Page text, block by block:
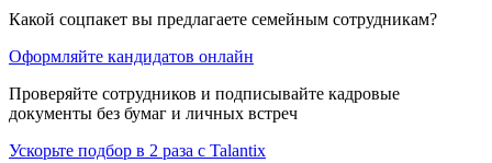
Какой соцпакет вы предлагаете семейным сотрудникам?
Оформляйте кандидатов онлайн
Проверяйте сотрудников и подписывайте кадровые
документы без бумаг и личных встреч
Ускорьте подбор в 2 раза с Talantix